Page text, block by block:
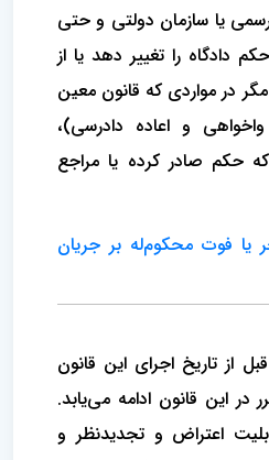
یا سازمان دولتی و حتی
دادگاه را تغییر دهد یا از
در مواردی که قانون معین
و اعاده دادرسی)،
حکم صادر کرده یا مراجع
یا فوت محکوم‌له بر جریان
از تاریخ اجرای این قانون
در این قانون ادامه می‌یابد.
اعتراض و تجدیدنظر و